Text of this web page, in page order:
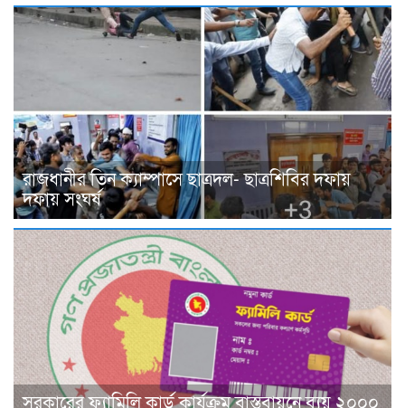
রাজধানীর তিন ক্যাম্পাসে ছাত্রদল- ছাত্রশিবির দফায়
দফায় সংঘর্ষ